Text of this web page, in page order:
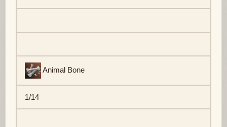
Animal Bone
1/14